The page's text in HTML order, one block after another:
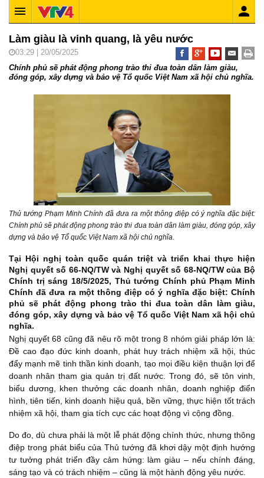
Làm giàu là vinh quang, là yêu nước
03:29 | 20/05/2025
Chính phủ sẽ phát động phong trào thi đua toàn dân làm giàu,
đóng góp, xây dựng và bảo vệ Tổ quốc Việt Nam xã hội chủ nghĩa.
Thủ tướng Phạm Minh Chính đã đưa ra một thông điệp có ý nghĩa đặc biệt:
Chính phủ sẽ phát động phong trào thi đua toàn dân làm giàu, đóng góp, xây
dựng và bảo vệ Tổ quốc Việt Nam xã hội chủ nghĩa.
Tại Hội nghị toàn quốc quán triệt và triển khai thực hiện
Nghị quyết số 66-NQ/TW và Nghị quyết số 68-NQ/TW của Bộ
Chính trị sáng 18/5/2025, Thủ tướng Chính phủ Phạm Minh
Chính đã đưa ra một thông điệp có ý nghĩa đặc biệt: Chính
phủ sẽ phát động phong trào thi đua toàn dân làm giàu,
đóng góp, xây dựng và bảo vệ Tổ quốc Việt Nam xã hội chủ
nghĩa.
Nghị quyết 68 cũng đã nêu rõ một trong 8 nhóm giải pháp lớn là:
Đề cao đạo đức kinh doanh, phát huy trách nhiệm xã hội, thúc
đẩy mạnh mẽ tinh thần kinh doanh, tạo mọi điều kiện thuận lợi để
doanh nhân tham gia quản trị đất nước. Trong đó, sẽ tôn vinh,
biểu dương, khen thưởng các doanh nhân, doanh nghiệp điển
hình, tiên tiến, kinh doanh hiệu quả, bền vững, thực hiện tốt trách
nhiệm xã hội, tham gia tích cực các hoạt động vì cộng đồng.
Do đo, dù chưa phải là một lễ phát động chính thức, nhưng thông
điệp trong phát biểu của Thủ tướng đã khơi dậy một định hướng
tư tưởng phát triển đầy cảm hứng: làm giàu – nếu chính đáng,
sáng tạo và có trách nhiệm – cũng là một hành động yêu nước.